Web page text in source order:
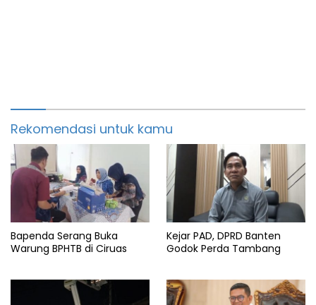
Rekomendasi untuk kamu
Bapenda Serang Buka
Warung BPHTB di Ciruas
Kejar PAD, DPRD Banten
Godok Perda Tambang